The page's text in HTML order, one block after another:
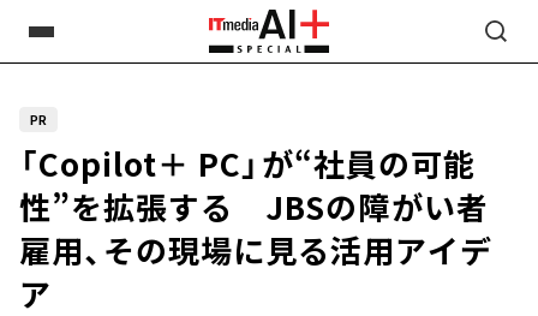
PR
「Copilot＋ PC」が“社員の可能
性”を拡張する JBSの障がい者
雇用、その現場に見る活用アイデ
ア